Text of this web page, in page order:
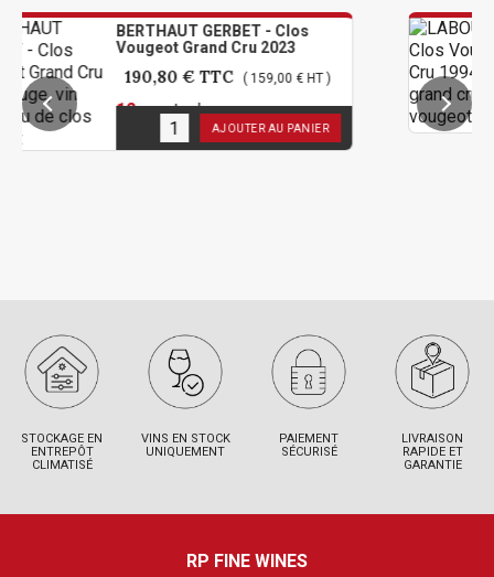
BERTHAUT GERBET - Clos
Vougeot Grand Cru 2023
190,80 € TTC ( 159,00 € HT )
12en stock
AJOUTER AU PANIER
1
STOCKAGE EN
ENTREPÔT
CLIMATISÉ
VINS EN STOCK
UNIQUEMENT
PAIEMENT
SÉCURISÉ
LIVRAISON
RAPIDE ET
GARANTIE
RP FINE WINES